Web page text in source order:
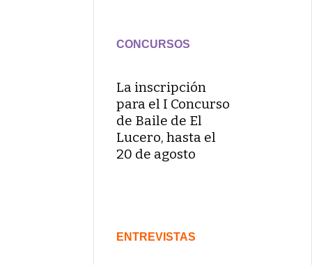
CONCURSOS
La inscripción
para el I Concurso
de Baile de El
Lucero, hasta el
20 de agosto
ENTREVISTAS